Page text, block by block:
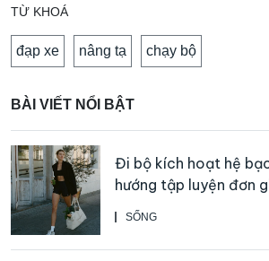
TỪ KHOÁ
đạp xe nâng tạ chạy bộ
BÀI VIẾT NỔI BẬT
SỐNG
Đi bộ kích hoạt hệ
hướng tập luyện đơn
thể bắt đầu